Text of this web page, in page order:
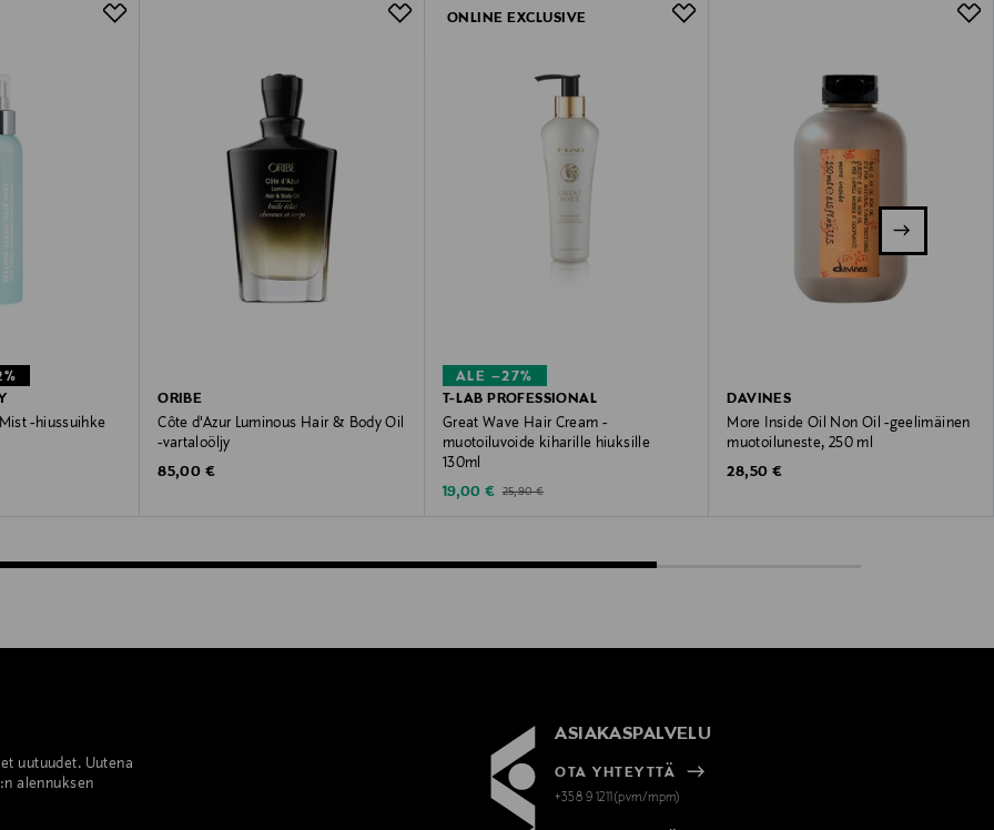
-hiussuihke
ORIBE
Côte d'Azur Luminous Hair & Body Oil
-vartaloöljy
Original Price
85,00 €
ALE –27%
ONLINE EXCLUSIVE
T-LAB PROFESSIONAL
Great Wave Hair Cream -
muotoiluvoide kiharille hiuksille
130ml
Discounted Price
19,00 € Original Price
25,90 €
DAVINES
More Inside Oil Non Oil -geelimäinen
muotoiluneste, 250 ml
Original Price
28,50 €
uutuudet. Uutena
alennuksen
ASIAKASPALVELU
OTA YHTEYTTÄ
+358 9 1211(pvm/mpm)